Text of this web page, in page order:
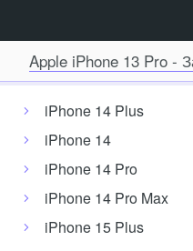
Apple iPhone 13 Pro -
iPhone 14 Plus
iPhone 14
iPhone 14 Pro
iPhone 14 Pro Max
iPhone 15 Plus